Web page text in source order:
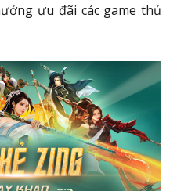
ưu đãi các game thủ